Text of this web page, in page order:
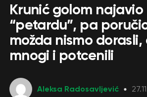
Krunić golom najavio
“petardu”, pa
možda nismo dorasli,
mnogi i potcenili
Aleksa Radosavljević